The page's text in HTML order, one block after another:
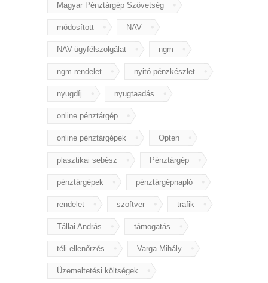
Magyar Pénztárgép Szövetség
módosított NAV
NAV-ügyfélszolgálat ngm
ngm rendelet nyitó pénzkészlet
nyugdíj nyugtaadás
online pénztárgép
online pénztárgépek Opten
plasztikai sebész Pénztárgép
pénztárgépek pénztárgépnapló
rendelet szoftver trafik
Tállai András támogatás
téli ellenőrzés Varga Mihály
Üzemeltetési költségek